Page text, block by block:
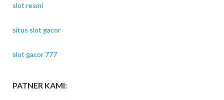
slot resmi
situs slot gacor
slot gacor 777
PATNER KAMI: